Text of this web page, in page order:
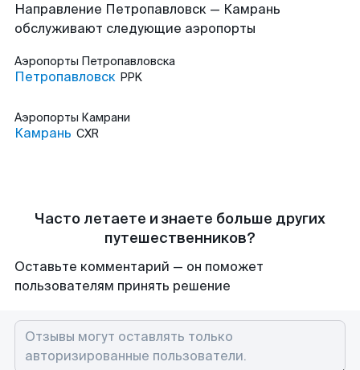
Направление Петропавловск — Камрань
обслуживают следующие аэропорты
Аэропорты Петропавловска
Петропавловск PPK
Аэропорты Камрани
Камрань CXR
Часто летаете и знаете больше других
путешественников?
Оставьте комментарий — он поможет
пользователям принять решение